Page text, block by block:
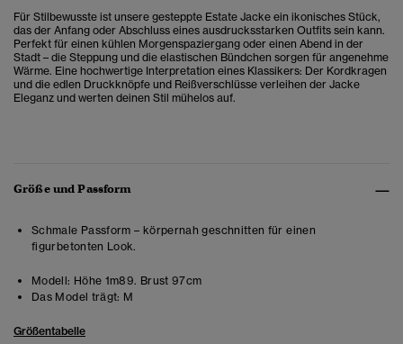
Für Stilbewusste ist unsere gesteppte Estate Jacke ein ikonisches Stück,
das der Anfang oder Abschluss eines ausdrucksstarken Outfits sein kann.
Perfekt für einen kühlen Morgenspaziergang oder einen Abend in der
Stadt – die Steppung und die elastischen Bündchen sorgen für angenehme
Wärme. Eine hochwertige Interpretation eines Klassikers: Der Kordkragen
und die edlen Druckknöpfe und Reißverschlüsse verleihen der Jacke
Eleganz und werten deinen Stil mühelos auf.
Größe und Passform
Schmale Passform – körpernah geschnitten für einen
figurbetonten Look.
Modell: Höhe 1m89. Brust 97cm
Das Model trägt: M
Größentabelle